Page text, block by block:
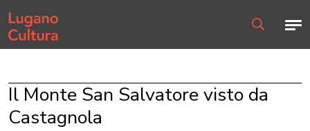
Home page
Il Monte San Salvatore visto da
Castagnola